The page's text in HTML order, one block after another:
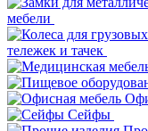
мебели
тележек и тачек
Сейфы